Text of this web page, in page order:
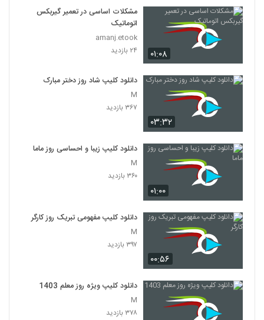
۰۱:۰۸
مشکلات اساسی در تعمیر گیربکس
اتوماتیک
amanj.etook
۲۴ بازدید
۰۳:۳۲
دانلود کلیپ شاد روز دختر مبارک
M
۳۶۷ بازدید
۰۱:۰۰
دانلود کلیپ زیبا و احساسی روز ماما
M
۳۶۰ بازدید
۰۰:۵۶
دانلود کلیپ مفهومی تبریک روز کارگر
M
۳۹۷ بازدید
دانلود کلیپ ویژه روز معلم 1403
M
۳۷۸ بازدید